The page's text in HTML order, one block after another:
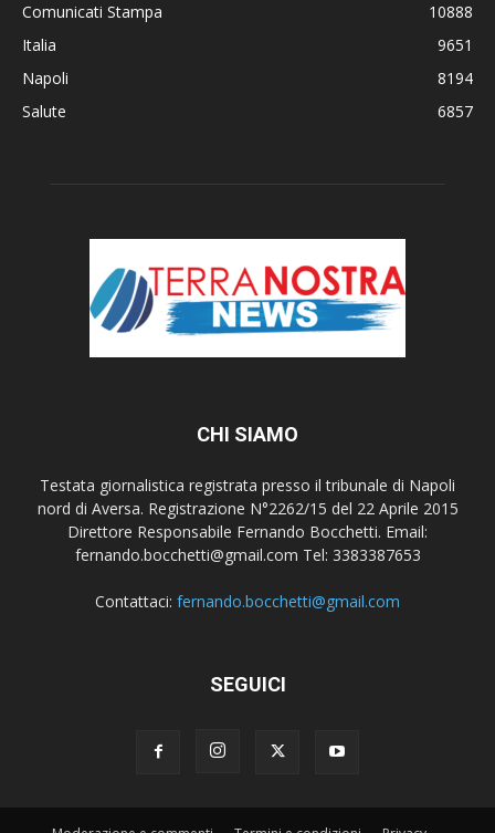
Comunicati Stampa
10888
Italia
9651
Napoli
8194
Salute
6857
CHI SIAMO
Testata giornalistica registrata presso il tribunale di Napoli
nord di Aversa. Registrazione N°2262/15 del 22 Aprile 2015
Direttore Responsabile Fernando Bocchetti. Email:
fernando.bocchetti@gmail.com Tel: 3383387653
Contattaci: fernando.bocchetti@gmail.com
SEGUICI